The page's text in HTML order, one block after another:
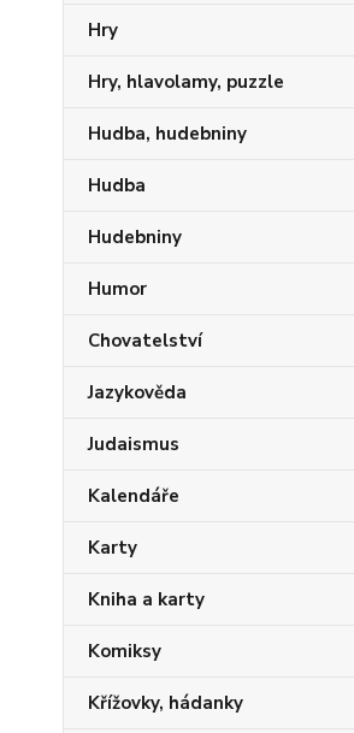
Hry
Hry, hlavolamy, puzzle
Hudba, hudebniny
Hudba
Hudebniny
Humor
Chovatelství
Jazykověda
Judaismus
Kalendáře
Karty
Kniha a karty
Komiksy
Křížovky, hádanky